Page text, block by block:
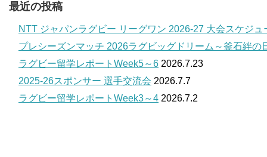
最近の投稿
NTT ジャパンラグビー リーグワン 2026-27 大会スケジュ
プレシーズンマッチ 2026ラグビッグドリーム～釜石絆の
ラグビー留学レポートWeek5～6 2026.7.23
2025-26スポンサー 選手交流会 2026.7.7
ラグビー留学レポートWeek3～4 2026.7.2